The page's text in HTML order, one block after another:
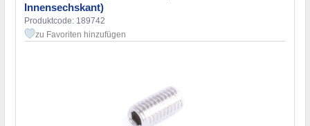
Innensechskant)
Produktcode: 189742
zu Favoriten hinzufügen